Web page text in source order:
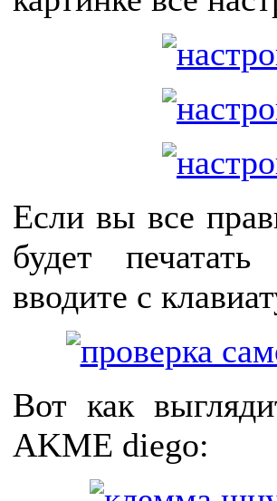
Если вы все
будет
вводите с
Вот как
AKME diego: